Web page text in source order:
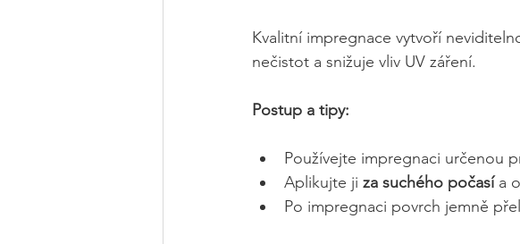
Kvalitní impregnace vytvoří
nečistot a snižuje vliv UV záření.
Postup a tipy:
Používejte impregnaci určenou
Aplikujte ji za suchého počasí a
Po impregnaci povrch jemně